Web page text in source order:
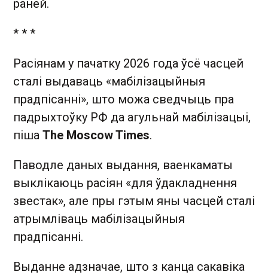
раней.
* * *
Расіянам у пачатку 2026 года ўсё часцей
сталі выдаваць «мабілізацыйныя
прадпісанні», што можа сведчыць пра
падрыхтоўку РФ да агульнай мабілізацыі,
піша The Moscow Times.
Паводле даных выдання, ваенкаматы
выклікаюць расіян «для ўдакладнення
звестак», але пры гэтым яны часцей сталі
атрымліваць мабілізацыйныя
прадпісанні.
Выданне адзначае, што з канца сакавіка